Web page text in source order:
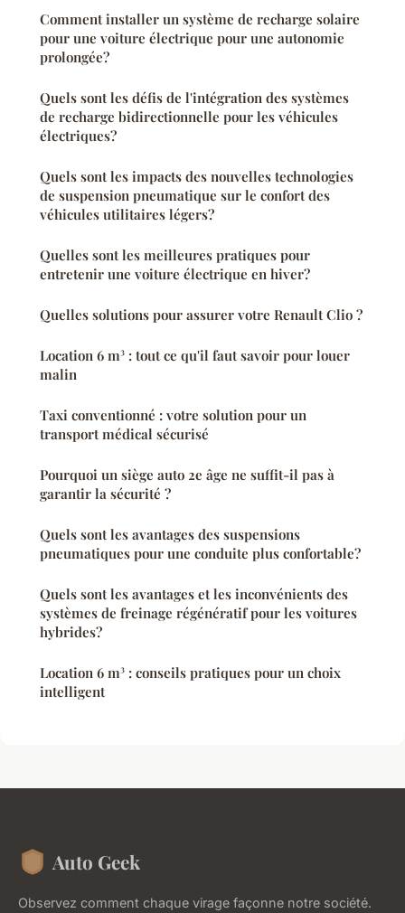
Comment installer un système de recharge solaire
pour une voiture électrique pour une autonomie
prolongée?
Quels sont les défis de l'intégration des systèmes
de recharge bidirectionnelle pour les véhicules
électriques?
Quels sont les impacts des nouvelles technologies
de suspension pneumatique sur le confort des
véhicules utilitaires légers?
Quelles sont les meilleures pratiques pour
entretenir une voiture électrique en hiver?
Quelles solutions pour assurer votre Renault Clio ?
Location 6 m³ : tout ce qu'il faut savoir pour louer
malin
Taxi conventionné : votre solution pour un
transport médical sécurisé
Pourquoi un siège auto 2e âge ne suffit-il pas à
garantir la sécurité ?
Quels sont les avantages des suspensions
pneumatiques pour une conduite plus confortable?
Quels sont les avantages et les inconvénients des
systèmes de freinage régénératif pour les voitures
hybrides?
Location 6 m³ : conseils pratiques pour un choix
intelligent
Auto Geek
Observez comment chaque virage façonne notre société.